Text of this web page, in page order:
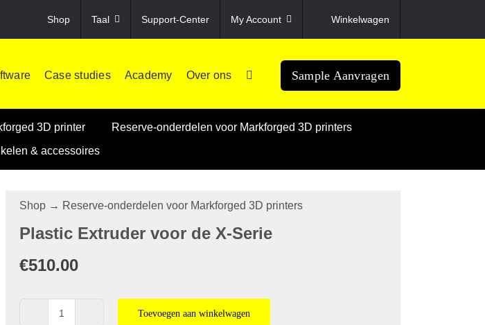
Shop Taal Support-Center My Account Winkelwagen
Case studies Academy Over ons Sample Aanvragen
3D printer
Reserve-onderdelen voor Markforged 3D printers
& accessoires
Shop → Reserve-onderdelen voor Markforged 3D printers
Plastic Extruder voor de X-Serie
€510.00
Plastic
Toevoegen aan winkelwagen